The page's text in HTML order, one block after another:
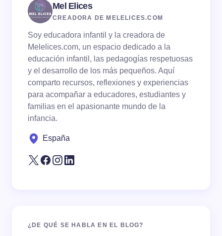
Mel Elices
CREADORA DE MELELICES.COM
Soy educadora infantil y la creadora de
Melelices.com, un espacio dedicado a la
educación infantil, las pedagogías respetuosas
y el desarrollo de los más pequeños. Aquí
comparto recursos, reflexiones y experiencias
para acompañar a educadores, estudiantes y
familias en el apasionante mundo de la
infancia.
España
¿DE QUÉ SE HABLA EN EL BLOG?